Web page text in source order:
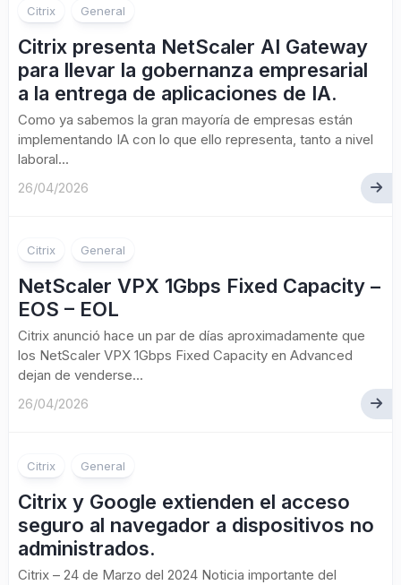
Citrix General
Citrix presenta NetScaler AI Gateway
para llevar la gobernanza empresarial
a la entrega de aplicaciones de IA.
Como ya sabemos la gran mayoría de empresas están
implementando IA con lo que ello representa, tanto a nivel
laboral...
26/04/2026
Citrix General
NetScaler VPX 1Gbps Fixed Capacity –
EOS – EOL
Citrix anunció hace un par de días aproximadamente que
los NetScaler VPX 1Gbps Fixed Capacity en Advanced
dejan de venderse...
26/04/2026
Citrix General
Citrix y Google extienden el acceso
seguro al navegador a dispositivos no
administrados.
Citrix – 24 de Marzo del 2024 Noticia importante del